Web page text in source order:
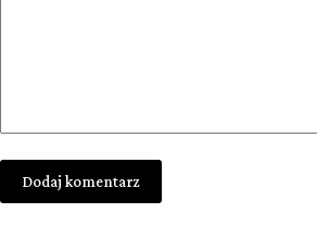
Dodaj komentarz